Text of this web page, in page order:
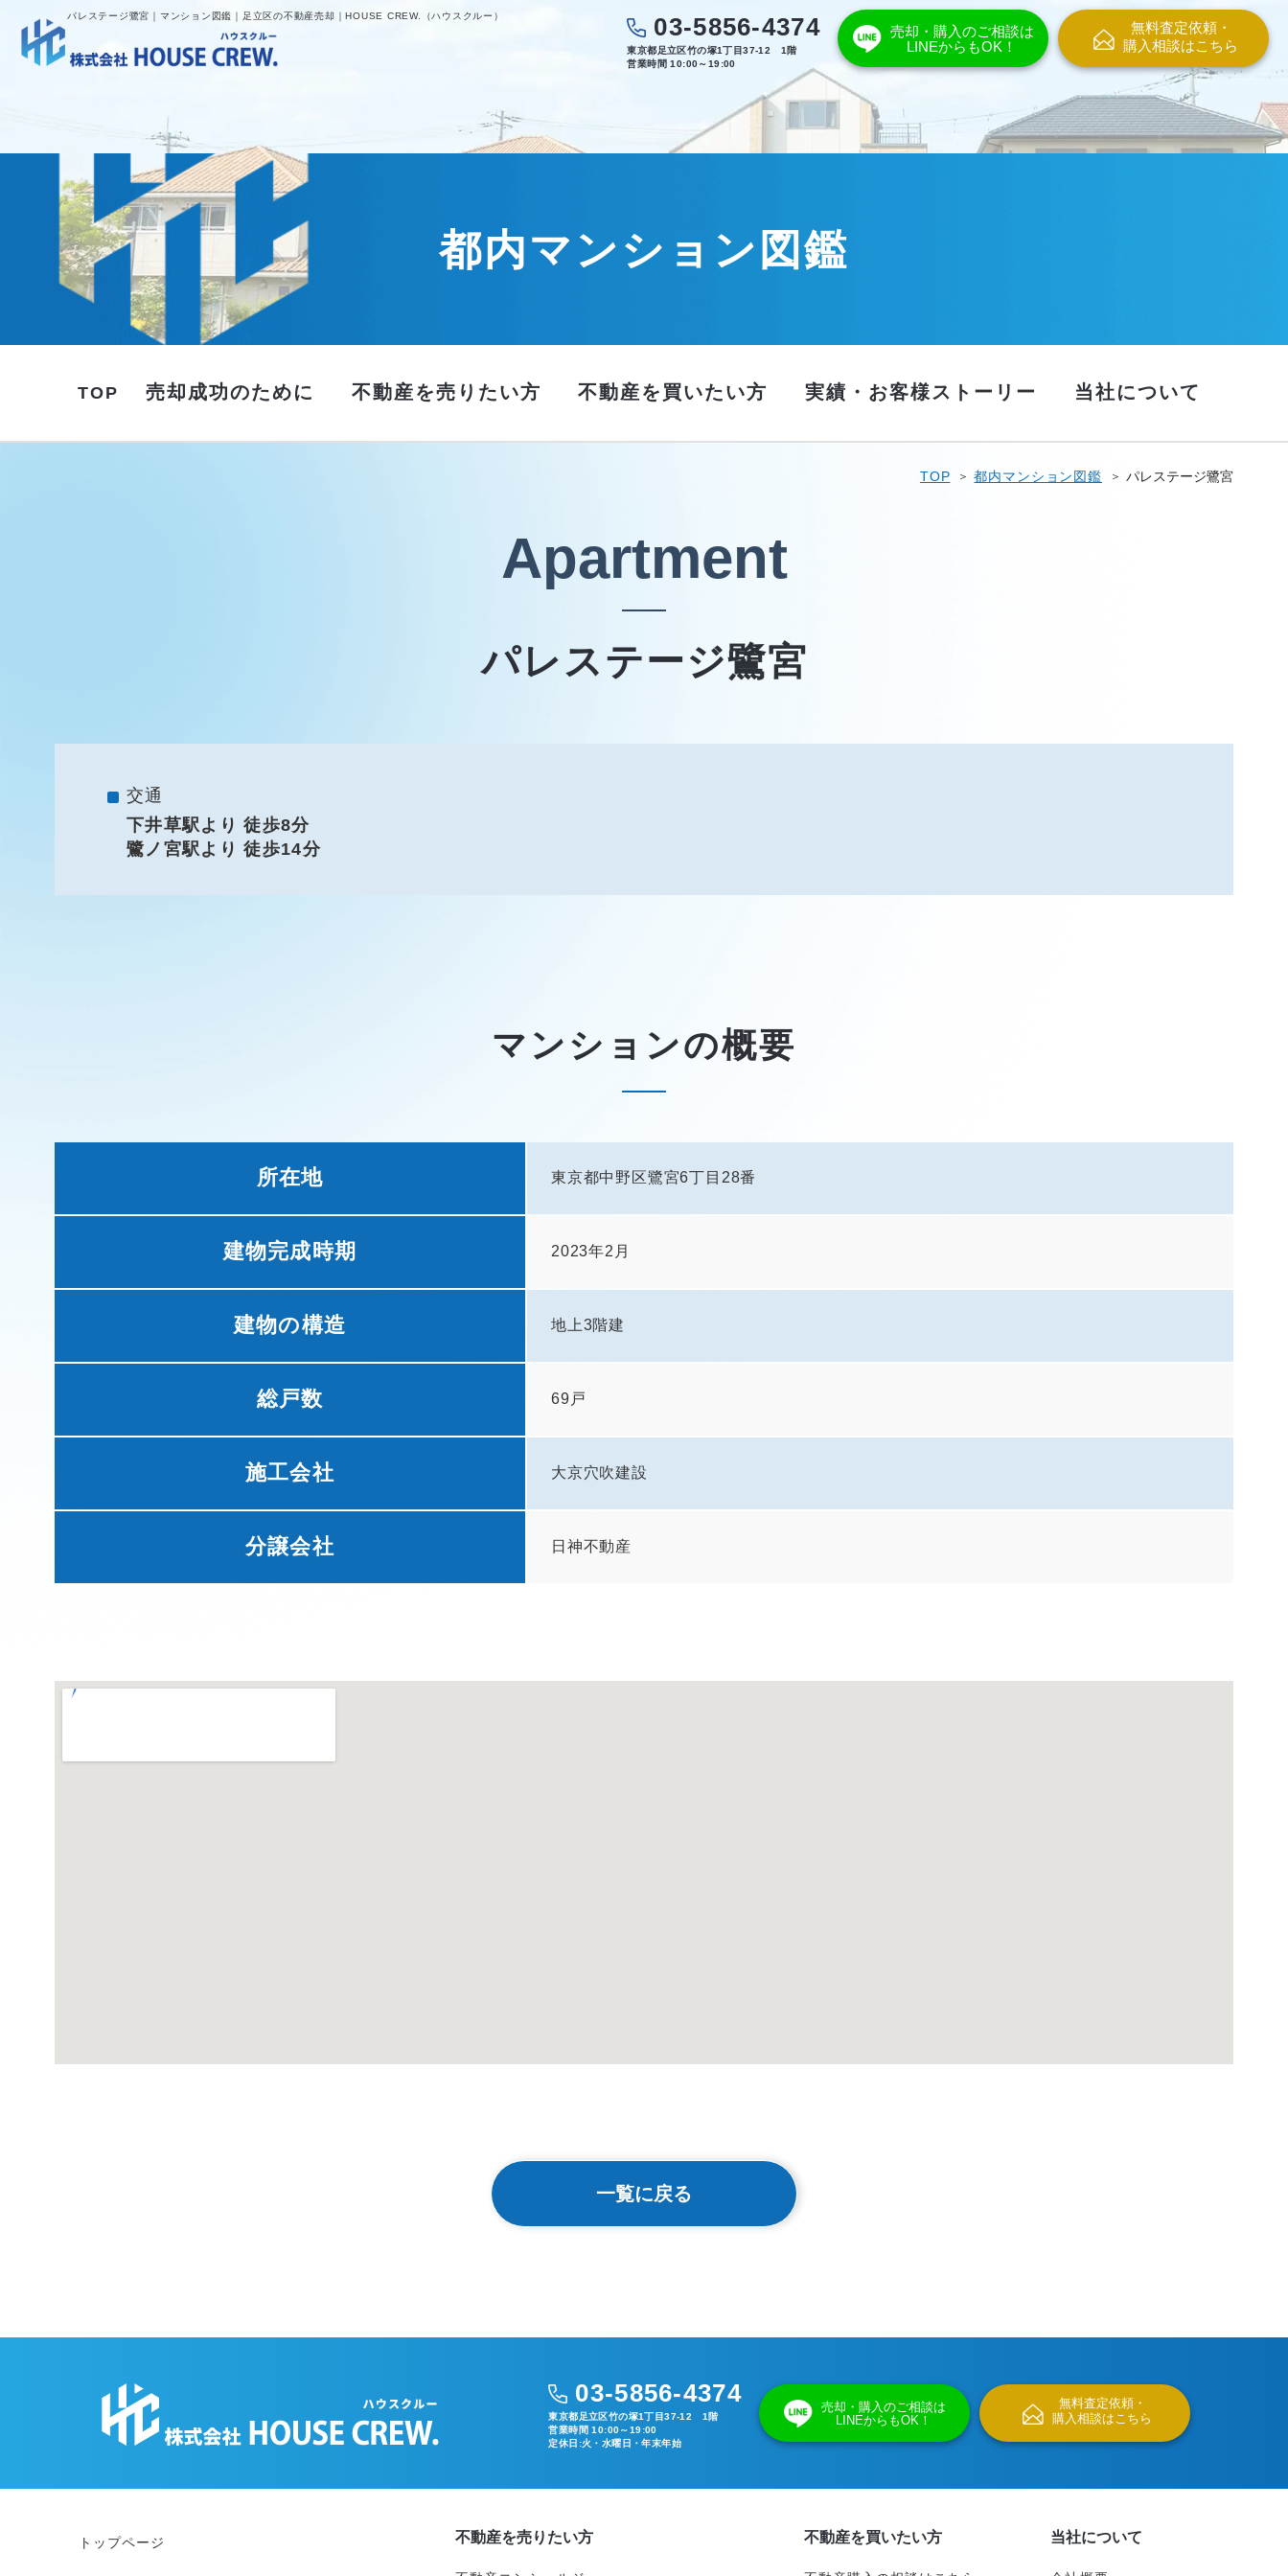
パレステージ鷺宮｜マンション図鑑｜足立区の不動産売却｜HOUSE CREW.（ハウスクルー） 03-5856-4374
東京都足立区竹の塚1丁目37-12 1階
営業時間 10:00～19:00
売却・購入のご相談は
LINEからもOK！
無料査定依頼・
購入相談はこちら
都内マンション図鑑
TOP 売却成功のために 不動産を売りたい方 不動産を買いたい方 実績・お客様ストーリー 当社について
TOP 都内マンション図鑑 パレステージ鷺宮
Apartment
パレステージ鷺宮
交通
下井草駅より 徒歩8分
鷺ノ宮駅より 徒歩14分
マンションの概要
所在地 東京都中野区鷺宮6丁目28番
建物完成時期 2023年2月
建物の構造 地上3階建
総戸数 69戸
施工会社 大京穴吹建設
分譲会社 日神不動産
一覧に戻る
03-5856-4374
東京都足立区竹の塚1丁目37-12 1階
営業時間 10:00～19:00
定休日:火・水曜日・年末年始
売却・購入のご相談は
LINEからもOK！
無料査定依頼・
購入相談はこちら
トップページ 不動産を売りたい方 不動産を買いたい方 当社について